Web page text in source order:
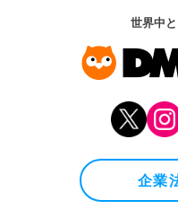
世界中
企業